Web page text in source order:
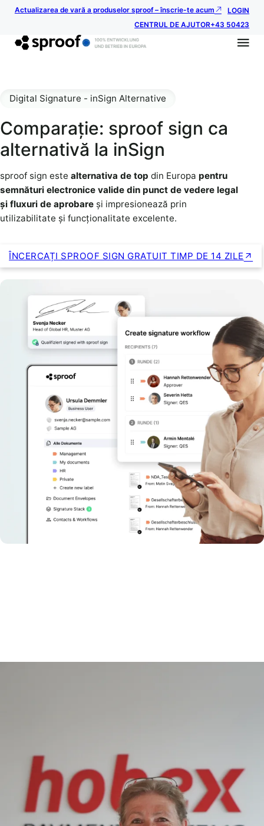
Actualizarea de vară a produselor sproof – înscrie-te acum
LOGIN
CENTRUL DE AJUTOR+43 50423
Comparație: sproof sign ca
alternativă la inSign
Digital Signature - inSign Alternative
sproof sign este alternativa de top din Europa pentru
semnături electronice valide din punct de vedere legal
și fluxuri de aprobare și impresionează prin
utilizabilitate și funcționalitate excelente.
ÎNCERCAȚI SPROOF SIGN GRATUIT TIMP DE 14 ZILE